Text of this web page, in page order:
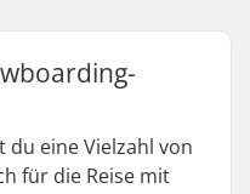
du eine Vielzahl von
für die Reise mit